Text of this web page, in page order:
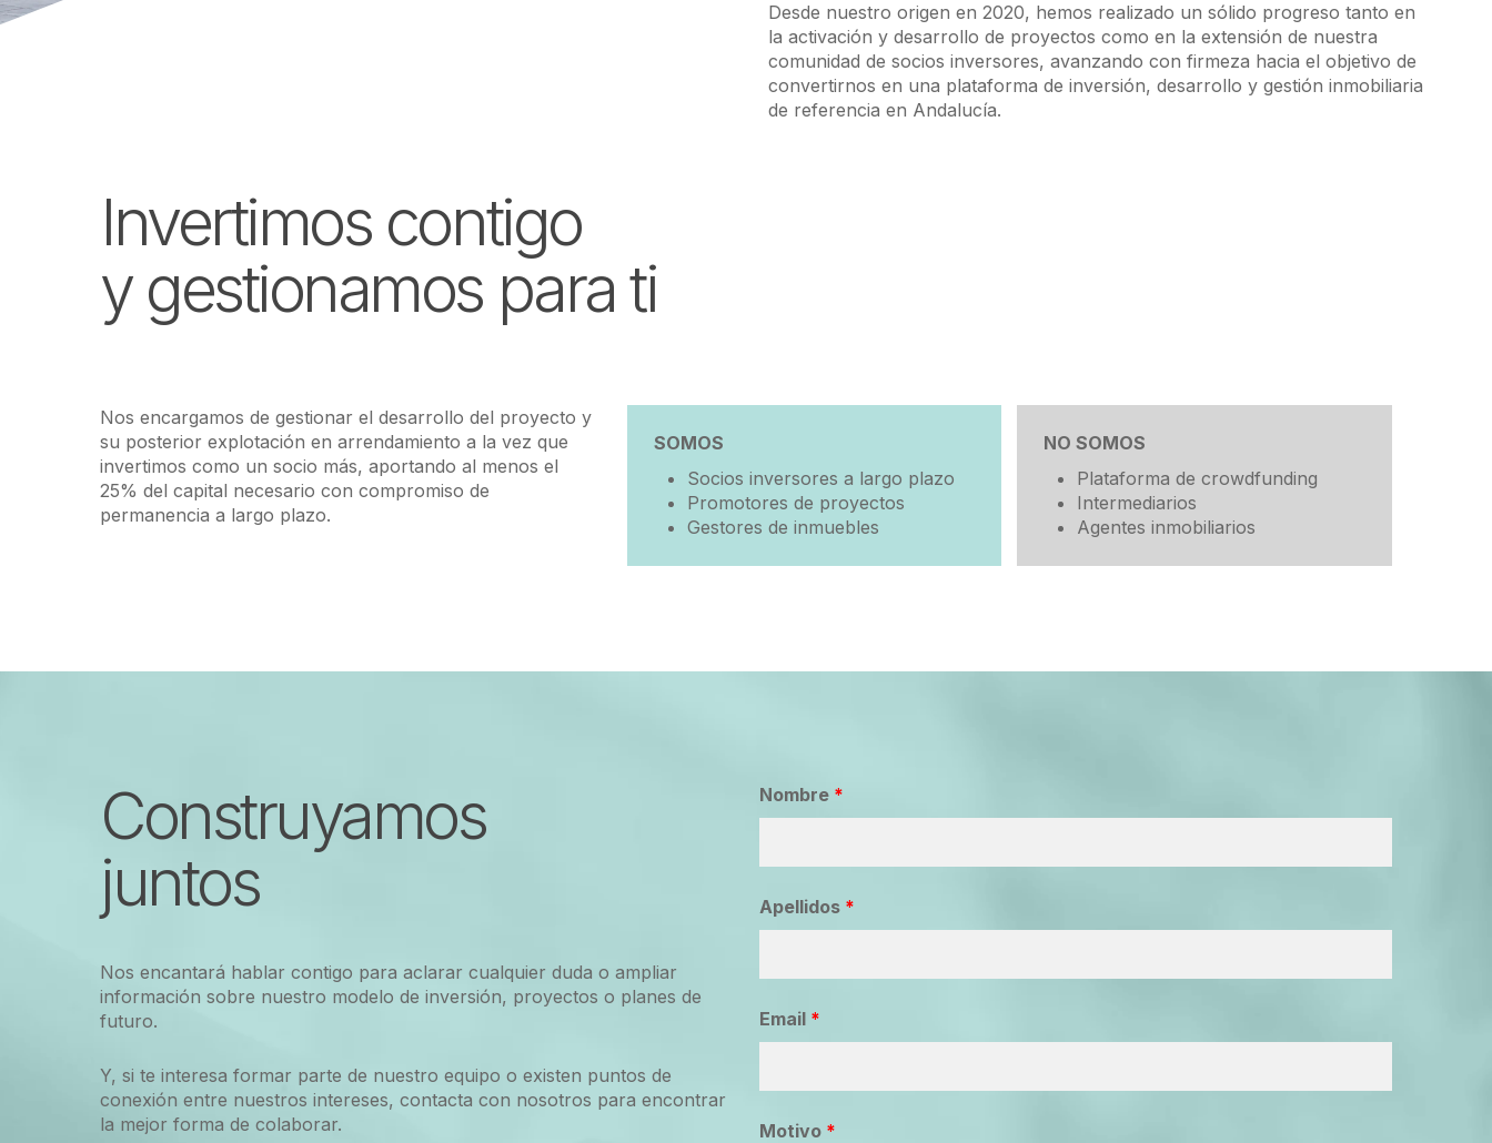
Desde nuestro origen en 2020, hemos realizado un sólido progreso tanto en
la activación y desarrollo de proyectos como en la extensión de nuestra
comunidad de socios inversores, avanzando con firmeza hacia el objetivo de
convertirnos en una plataforma de inversión, desarrollo y gestión inmobiliaria
de referencia en Andalucía.
Invertimos contigo
y gestionamos para ti
Nos encargamos de gestionar el desarrollo del proyecto y
su posterior explotación en arrendamiento a la vez que
invertimos como un socio más, aportando al menos el
25% del capital necesario con compromiso de
permanencia a largo plazo.
SOMOS
Socios inversores a largo plazo
Promotores de proyectos
Gestores de inmuebles
NO SOMOS
Plataforma de crowdfunding
Intermediarios
Agentes inmobiliarios
Construyamos
juntos
Nos encantará hablar contigo para aclarar cualquier duda o ampliar
información sobre nuestro modelo de inversión, proyectos o planes de
futuro.
Y, si te interesa formar parte de nuestro equipo o existen puntos de
conexión entre nuestros intereses, contacta con nosotros para encontrar
la mejor forma de colaborar.
Nombre *
Apellidos *
Email *
Motivo *